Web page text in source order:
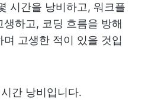
시간을 낭비하고, 워크플
하고, 코딩 흐름을 방해
고생한 적이 있을 것입
간 낭비입니다.